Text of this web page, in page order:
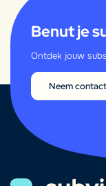
Benut je
Ontdek jouw
Neem